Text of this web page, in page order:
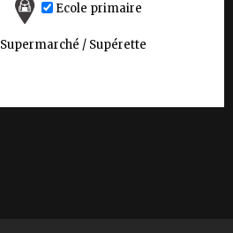
Ecole primaire
Supermarché / Supérette